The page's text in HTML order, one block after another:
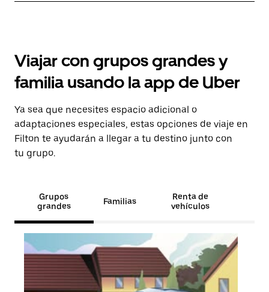
Viajar con grupos grandes y
familia usando la app de Uber
Ya sea que necesites espacio adicional o
adaptaciones especiales, estas opciones de viaje en
Filton te ayudarán a llegar a tu destino junto con
tu grupo.
Grupos
grandes
Familias
Renta de
vehículos